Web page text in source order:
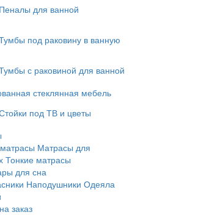
Пеналы для ванной
под раковину в ванную
с раковиной для ванной
стеклянная мебель
под ТВ и цветы
Матрасы для
Тонкие матрасы
для сна
Наподушники Одеяла
заказ